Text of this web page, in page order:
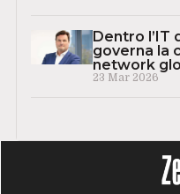
Dentro l’IT
governa la
network
23 Mar 2026